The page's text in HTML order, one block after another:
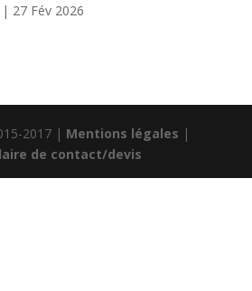
27 Fév 2026
2017 | Mentions légales |
de contact/devis